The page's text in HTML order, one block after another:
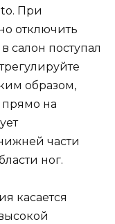
При
отключить
салон поступал
образом,
прямо на
части
ног.
касается